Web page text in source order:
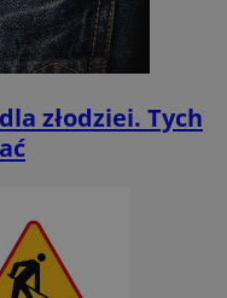
złodziei. Tych